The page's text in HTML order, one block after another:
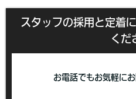
スタッフの採用と定着
くだ
お電話でもお気軽に